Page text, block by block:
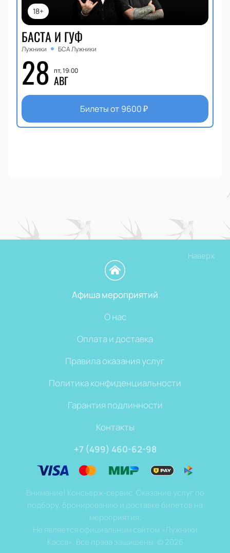
18+
БАСТА И ГУФ
Лужники БСА Лужники
28 пт, 19:00
АВГ
Билеты от 9600₽
Наверх
Афиша мероприятий
О нас
Оплата и доставка
Правила оказания услуг
Политика конфиденциальности
Гарантия подлинности
Контакты
+7 (499) 460-62-98
Внимание! Консьерж-сервис. Оказание услуг по
подбору, бронированию и доставке билетов на
мероприятия.
Не является официальным сайтом «Лужники
Касса». Все права защищены. ©2026